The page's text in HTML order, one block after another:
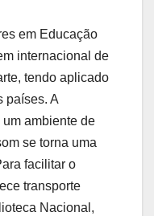
em Educação
internacional de
tendo aplicado
países. A
ambiente de
se torna uma
facilitar o
transporte
Nacional,